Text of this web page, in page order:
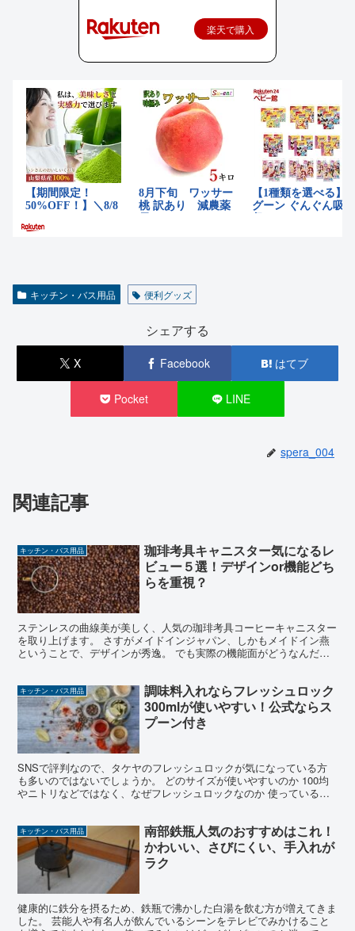
楽天で購入
キッチン・バス用品 便利グッズ
シェアする
X Facebook はてブ
Pocket LINE
spera_004
関連記事
キッチン・バス用品
珈琲考具キャニスター気になるレ
ビュー５選！デザインor機能どち
らを重視？
ステンレスの曲線美が美しく、人気の珈琲考具コーヒーキャニスター
を取り上げます。 さすがメイドインジャパン、しかもメイドイン燕
ということで、デザインが秀逸。 でも実際の機能面がどうなんだろ
キッチン・バス用品
調味料入れならフレッシュロック
300mlが使いやすい！公式ならス
プーン付き
SNSで評判なので、タケヤのフレッシュロックが気になっている方
も多いのではないでしょうか。 どのサイズが使いやすいのか 100均
やニトリなどではなく、なぜフレッシュロックなのか 使っている人
キッチン・バス用品
南部鉄瓶人気のおすすめはこれ！
かわいい、さびにくい、手入れが
ラク
健康的に鉄分を摂るため、鉄瓶で沸かした白湯を飲む方が増えてきま
した。 芸能人や有名人が飲んでいるシーンをテレビでみかけること